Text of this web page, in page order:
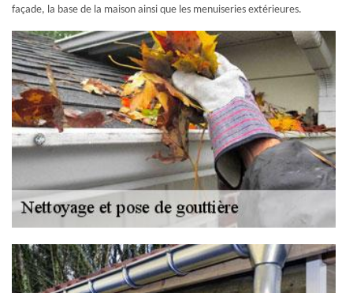
façade, la base de la maison ainsi que les menuiseries extérieures.